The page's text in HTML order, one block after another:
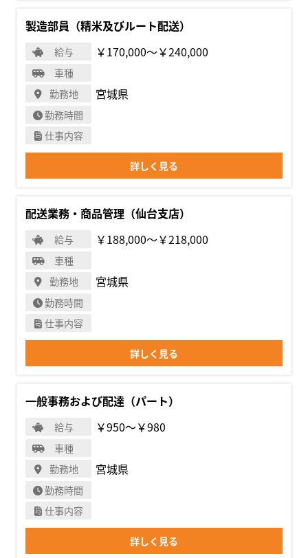
製造部員（精米及びルート配送）
給与 ￥170,000〜￥240,000
車種
勤務地
宮城県
勤務時間
仕事内容
詳しく見る
配送業務・商品管理（仙台支店）
給与 ￥188,000〜￥218,000
車種
勤務地
宮城県
勤務時間
仕事内容
詳しく見る
一般事務および配達（パート）
給与 ￥950〜￥980
車種
勤務地
宮城県
勤務時間
仕事内容
詳しく見る